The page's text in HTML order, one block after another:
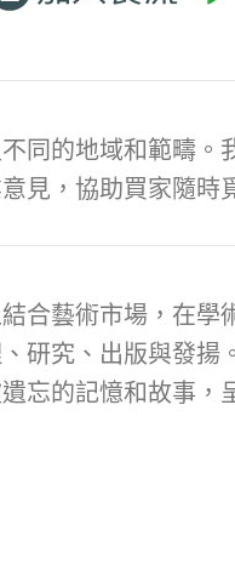
同的地域和範疇。
見，協助買家隨時
合藝術市場，在
研究、出版與發
忘的記憶和故事，